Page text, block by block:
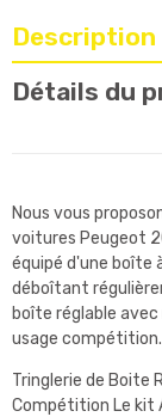
Description
Détails du
Nous vous
voitures Peugeot
équipé d'une boîte
déboîtant
boîte réglable
usage compétition.
Tringlerie de Boite
Compétition Le kit